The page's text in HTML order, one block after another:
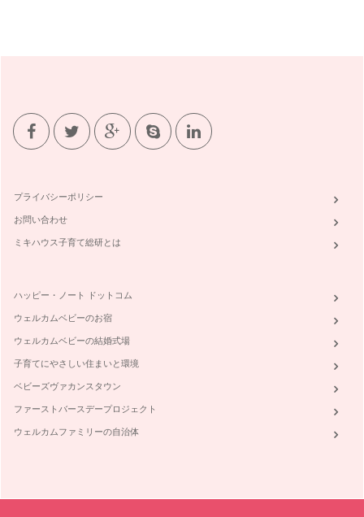
プライバシーポリシー
お問い合わせ
ミキハウス子育て総研とは
ハッピー・ノート ドットコム
ウェルカムベビーのお宿
ウェルカムベビーの結婚式場
子育てにやさしい住まいと環境
ベビーズヴァカンスタウン
ファーストバースデープロジェクト
ウェルカムファミリーの自治体